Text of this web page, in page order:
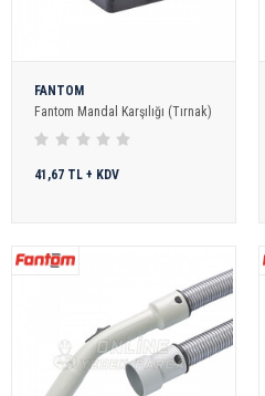
FANTOM
Fantom Mandal Karşılığı (Tırnak)
41,67 TL + KDV